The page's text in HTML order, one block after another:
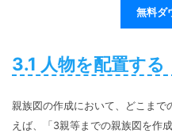
無料ダ
3.1 人物を配置する
親族図の作成において、どこまで
えば、「3親等までの親族図を作